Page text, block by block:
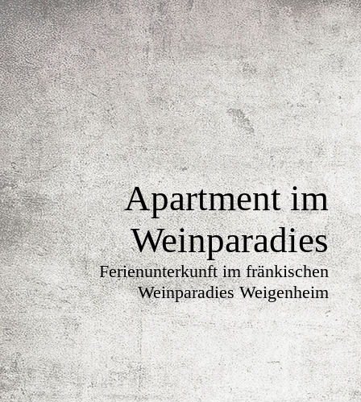
Apartment im
Weinparadies
Ferienunterkunft im fränkischen
Weinparadies Weigenheim